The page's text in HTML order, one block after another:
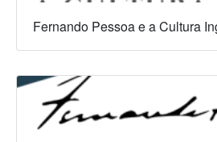
Fernando Pessoa e a Cultura